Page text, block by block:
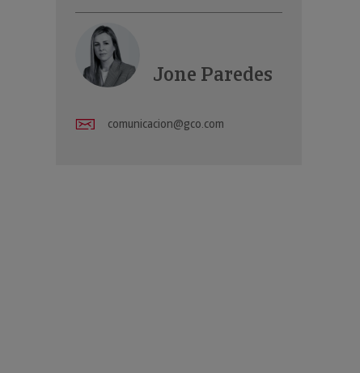
Jone Paredes
comunicacion@gco.com